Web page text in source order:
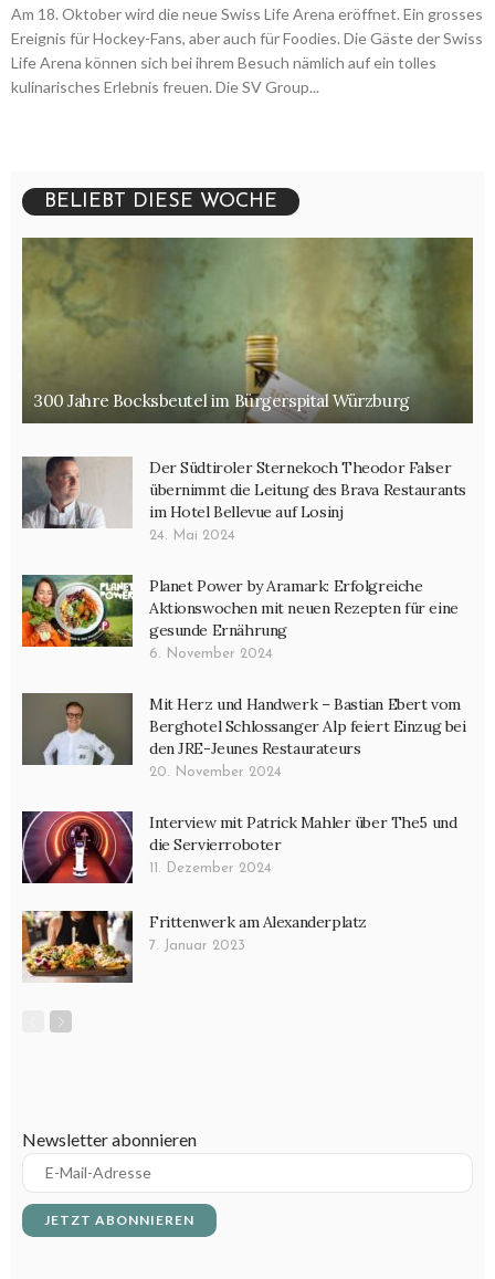
Am 18. Oktober wird die neue Swiss Life Arena eröffnet. Ein grosses
Ereignis für Hockey-Fans, aber auch für Foodies. Die Gäste der Swiss
Life Arena können sich bei ihrem Besuch nämlich auf ein tolles
kulinarisches Erlebnis freuen. Die SV Group...
BELIEBT DIESE WOCHE
300 Jahre Bocksbeutel im Bürgerspital Würzburg
Der Südtiroler Sternekoch Theodor Falser
übernimmt die Leitung des Brava Restaurants
im Hotel Bellevue auf Losinj
24. Mai 2024
Planet Power by Aramark: Erfolgreiche
Aktionswochen mit neuen Rezepten für eine
gesunde Ernährung
6. November 2024
Mit Herz und Handwerk – Bastian Ebert vom
Berghotel Schlossanger Alp feiert Einzug bei
den JRE-Jeunes Restaurateurs
20. November 2024
Interview mit Patrick Mahler über The5 und
die Servierroboter
11. Dezember 2024
Frittenwerk am Alexanderplatz
7. Januar 2023
Newsletter abonnieren